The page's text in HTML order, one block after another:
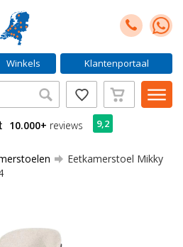
Winkels Klantenportaal
10.000+ reviews 9,2
Eetkamerstoel Mikky